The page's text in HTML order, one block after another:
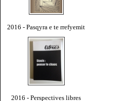
2016 - Pasqyra e te rrefyemit
2016 - Perspectives libres